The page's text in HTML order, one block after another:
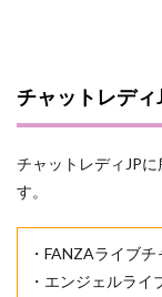
チャットレデ
チャットレディJP
す。
・FANZAライブチ
・エンジェルライ